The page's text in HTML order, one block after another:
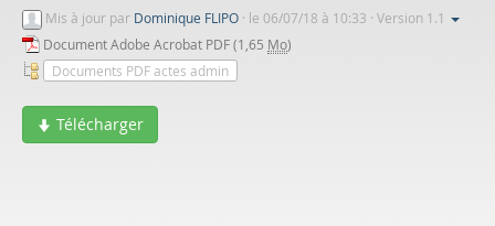
Mis à jour par Dominique FLIPO · le 06/07/18 à 10:33 · Version 1.1
Document Adobe Acrobat PDF (1,65 Mo)
Documents PDF actes admin
Télécharger